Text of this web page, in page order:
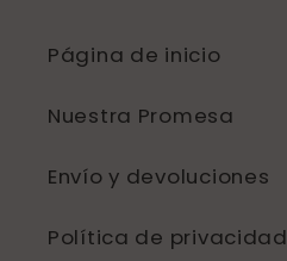
Página de inicio
Nuestra Promesa
Envío y devoluciones
Política de privacidad